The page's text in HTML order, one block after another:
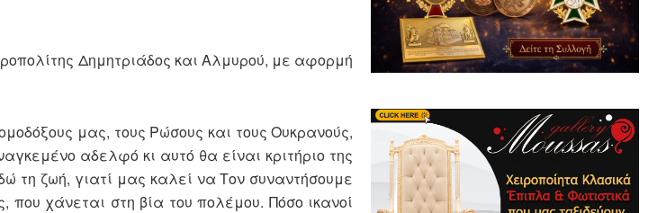
Δημητριάδος και Αλμυρού, με αφορμή
μας, τους Ρώσους και τους Ουκρανούς,
αδελφό κι αυτό θα είναι κριτήριο της
τη ζωή, γιατί μας καλεί να Τον συναντήσουμε
χάνεται στη βία του πολέμου. Πόσο ικανοί